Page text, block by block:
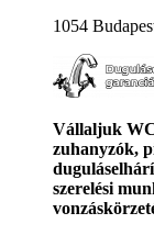
1054
Vállaljuk
zuhanyzók,
szerelési